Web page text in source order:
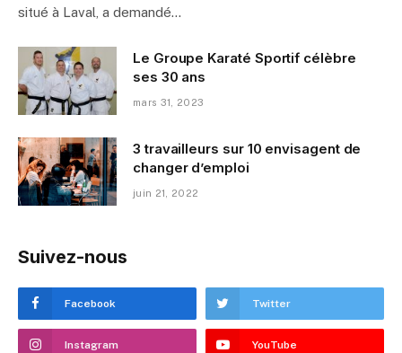
situé à Laval, a demandé…
Le Groupe Karaté Sportif célèbre
ses 30 ans
mars 31, 2023
3 travailleurs sur 10 envisagent de
changer d’emploi
juin 21, 2022
Suivez-nous
Facebook Twitter
Instagram YouTube